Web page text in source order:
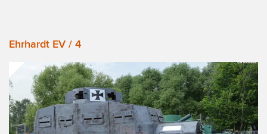
Ehrhardt EV / 4